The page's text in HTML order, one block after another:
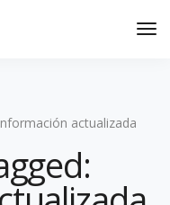
actualizada